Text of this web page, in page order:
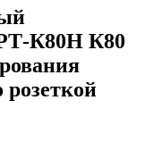
К80Н К80